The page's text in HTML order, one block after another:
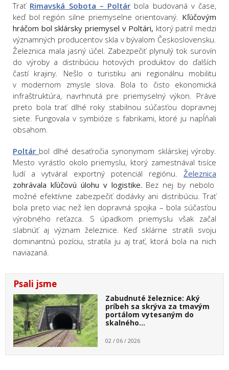
Trať Rimavská Sobota – Poltár bola budovaná v čase,
keď bol región silne priemyselne orientovaný. Kľúčovým
hráčom bol sklársky priemysel v Poltári, ktorý patril medzi
významných producentov skla v bývalom Československu.
Železnica mala jasný účel. Zabezpečiť plynulý tok surovín
do výroby a distribúciu hotových produktov do ďalších
častí krajiny. Nešlo o turistiku ani regionálnu mobilitu
v modernom zmysle slova. Bola to čisto ekonomická
infraštruktúra, navrhnutá pre priemyselný výkon. Práve
preto bola trať dlhé roky stabilnou súčasťou dopravnej
siete. Fungovala v symbióze s fabrikami, ktoré ju napĺňali
obsahom.
Poltár bol dlhé desaťročia synonymom sklárskej výroby.
Mesto vyrástlo okolo priemyslu, ktorý zamestnával tisíce
ľudí a vytváral exportný potenciál regiónu. Železnica
zohrávala kľúčovú úlohu v logistike. Bez nej by nebolo
možné efektívne zabezpečiť dodávky ani distribúciu. Trať
bola preto viac než len dopravná spojka – bola súčasťou
výrobného reťazca. S úpadkom priemyslu však začal
slabnúť aj význam železnice. Keď sklárne stratili svoju
dominantnú pozíciu, stratila ju aj trať, ktorá bola na nich
naviazaná.
Psali jsme
Zabudnuté železnice: Aký
príbeh sa skrýva za tmavým
portálom vytesaným do
skalného…
02 / 06 / 2026